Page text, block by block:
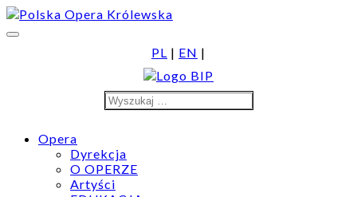
Skip
to
PL | EN |
Search
for:
Search
Opera
Dyrekcja
O OPERZE
Artyści